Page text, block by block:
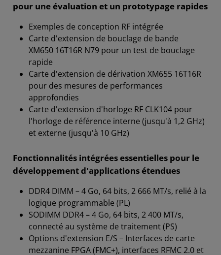
pour une évaluation et un prototypage rapides
Exemples de conception RF intégrée
Carte d'extension de bouclage de bande
XM650 16T16R N79 pour un test de bouclage
rapide
Carte d'extension de dérivation XM655 16T16R
pour des mesures de performances
approfondies
Carte d'extension d'horloge RF CLK104 pour
l'horloge de référence interne (jusqu'à 1,2 GHz)
et externe (jusqu'à 10 GHz)
Fonctionnalités intégrées essentielles pour le
développement d'applications étendues
DDR4 DIMM – 4 Go, 64 bits, 2 666 MT/s, relié à la
logique programmable (PL)
SODIMM DDR4 – 4 Go, 64 bits, 2 400 MT/s,
connecté au système de traitement (PS)
Options d'extension E/S – Interfaces de carte
mezzanine FPGA (FMC+), interfaces RFMC 2.0 et